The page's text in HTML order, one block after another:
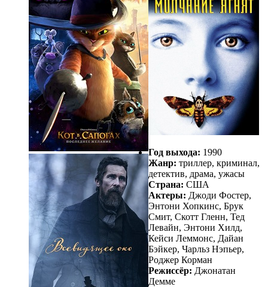
Год выхода: 1990
Жанр: триллер, криминал,
детектив, драма, ужасы
Страна: США
Актеры: Джоди Фостер,
Энтони Хопкинс, Брук
Смит, Скотт Гленн, Тед
Левайн, Энтони Хилд,
Кейси Леммонс, Дайан
Бэйкер, Чарльз Нэпьер,
Роджер Корман
Режиссёр: Джонатан
Демме